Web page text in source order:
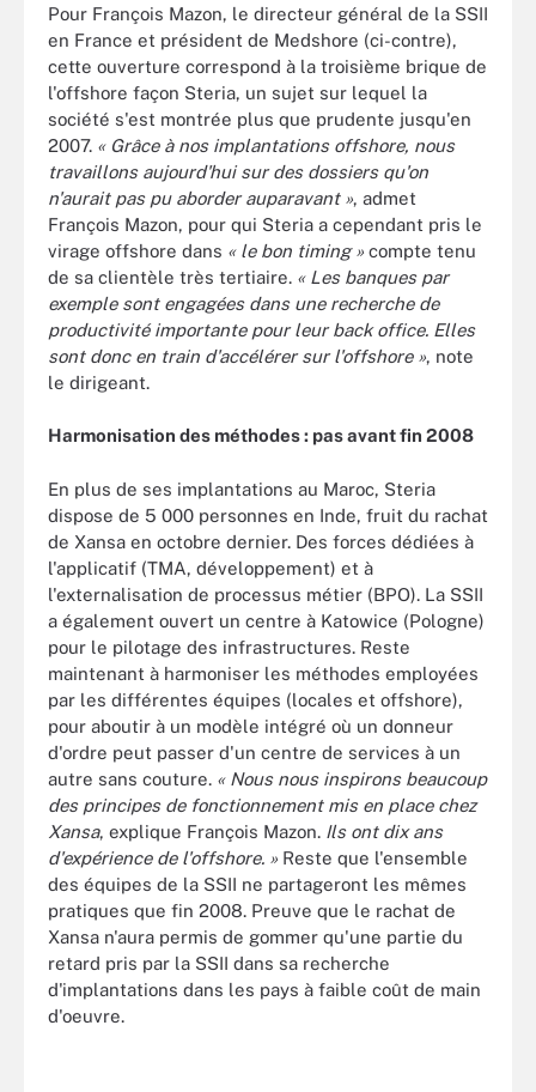
Pour François Mazon, le directeur général de la SSII
en France et président de Medshore (ci-contre),
cette ouverture correspond à la troisième brique de
l'offshore façon Steria, un sujet sur lequel la
société s'est montrée plus que prudente jusqu'en
2007. « Grâce à nos implantations offshore, nous
travaillons aujourd'hui sur des dossiers qu'on
n'aurait pas pu aborder auparavant », admet
François Mazon, pour qui Steria a cependant pris le
virage offshore dans « le bon timing » compte tenu
de sa clientèle très tertiaire. « Les banques par
exemple sont engagées dans une recherche de
productivité importante pour leur back office. Elles
sont donc en train d'accélérer sur l'offshore », note
le dirigeant.
Harmonisation des méthodes : pas avant fin 2008
En plus de ses implantations au Maroc, Steria
dispose de 5 000 personnes en Inde, fruit du rachat
de Xansa en octobre dernier. Des forces dédiées à
l'applicatif (TMA, développement) et à
l'externalisation de processus métier (BPO). La SSII
a également ouvert un centre à Katowice (Pologne)
pour le pilotage des infrastructures. Reste
maintenant à harmoniser les méthodes employées
par les différentes équipes (locales et offshore),
pour aboutir à un modèle intégré où un donneur
d'ordre peut passer d'un centre de services à un
autre sans couture. « Nous nous inspirons beaucoup
des principes de fonctionnement mis en place chez
Xansa, explique François Mazon. Ils ont dix ans
d'expérience de l'offshore. » Reste que l'ensemble
des équipes de la SSII ne partageront les mêmes
pratiques que fin 2008. Preuve que le rachat de
Xansa n'aura permis de gommer qu'une partie du
retard pris par la SSII dans sa recherche
d'implantations dans les pays à faible coût de main
d'oeuvre.